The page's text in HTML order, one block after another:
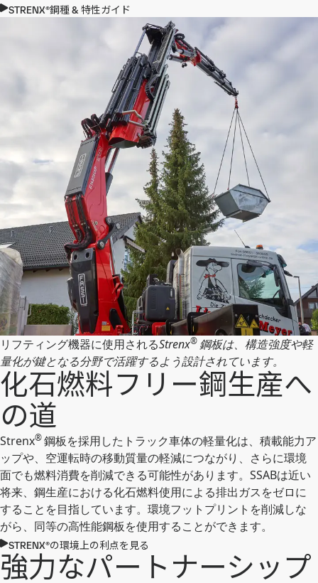
STRENX®鋼種 & 特性ガイド
リフティング機器に使用されるStrenx® 鋼板は、構造強度や軽
量化が鍵となる分野で活躍するよう設計されています。
化石燃料フリー鋼生産へ
の道
Strenx®鋼板を採用したトラック車体の軽量化は、積載能力ア
ップや、空運転時の移動質量の軽減につながり、さらに環境
面でも燃料消費を削減できる可能性があります。SSABは近い
将来、鋼生産における化石燃料使用による排出ガスをゼロに
することを目指しています。環境フットプリントを削減しな
がら、同等の高性能鋼板を使用することができます。
STRENX®の環境上の利点を見る
強力なパートナーシップ